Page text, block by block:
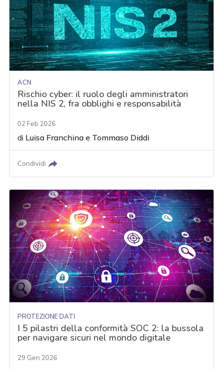
ACN
Rischio cyber: il ruolo degli amministratori
nella NIS 2, fra obblighi e responsabilità
02 Feb 2026
di Luisa Franchina e Tommaso Diddi
Condividi
PROTEZIONE DATI
I 5 pilastri della conformità SOC 2: la bussola
per navigare sicuri nel mondo digitale
29 Gen 2026